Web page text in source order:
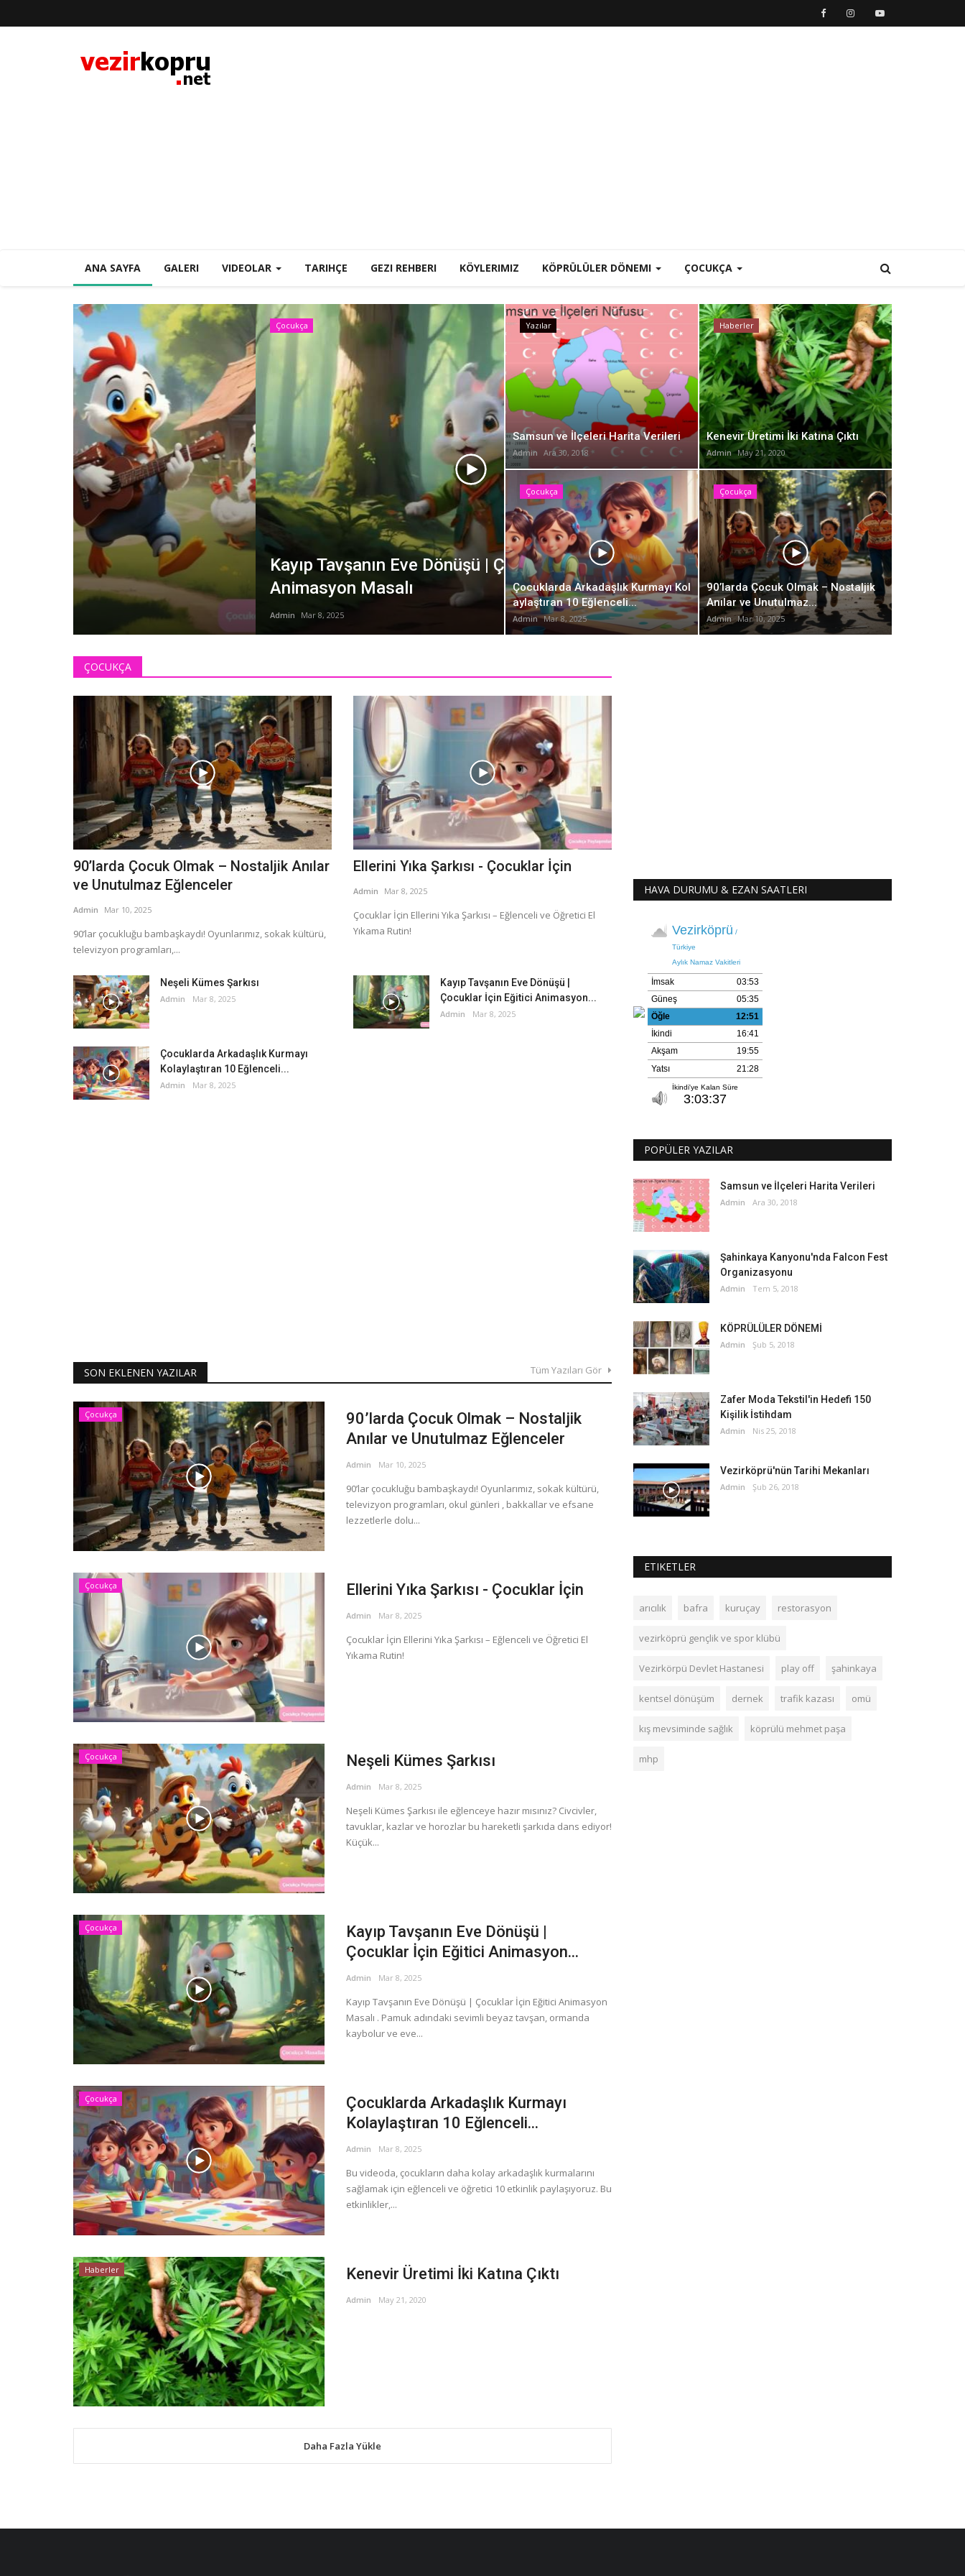
ANA SAYFA GALERI VIDEOLAR TARIHÇE GEZI REHBERI KÖYLERIMIZ KÖPRÜLÜLER DÖNEMI ÇOCUKÇA
Kayıp Tavşanın Eve Dönüşü | Çocuklar İçin Eğitici
Animasyon Masalı
Çocukça
Çocuklarda Arkadaşlık Kurmayı Kolaylaştıran 10
Eğlenceli Etkinlik
Admin Mar 8, 2025
Yazılar
Samsun ve İlçeleri Harita Verileri
Admin Ara 30, 2018
Haberler
Kenevir Üretimi İki Katına Çıktı
Admin May 21, 2020
Çocukça
Çocuklarda Arkadaşlık Kurmayı Kol
aylaştıran 10 Eğlenceli...
Admin Mar 8, 2025
Çocukça
90’larda Çocuk Olmak – Nostaljik
Anılar ve Unutulmaz...
Admin Mar 10, 2025
ÇOCUKÇA
90’larda Çocuk Olmak – Nostaljik Anılar
ve Unutulmaz Eğlenceler
Admin Mar 10, 2025
90’lar çocukluğu bambaşkaydı! Oyunlarımız, sokak kültürü,
televizyon programları,...
Ellerini Yıka Şarkısı - Çocuklar İçin
Admin Mar 8, 2025
Çocuklar İçin Ellerini Yıka Şarkısı – Eğlenceli ve Öğretici El
Yıkama Rutin!
Neşeli Kümes Şarkısı
Admin Mar 8, 2025
Kayıp Tavşanın Eve Dönüşü |
Çocuklar İçin Eğitici Animasyon...
Admin Mar 8, 2025
Çocuklarda Arkadaşlık Kurmayı
Kolaylaştıran 10 Eğlenceli...
Admin Mar 8, 2025
SON EKLENEN YAZILAR Tüm Yazıları Gör
Çocukça
90’larda Çocuk Olmak – Nostaljik
Anılar ve Unutulmaz Eğlenceler
Admin Mar 10, 2025
90’lar çocukluğu bambaşkaydı! Oyunlarımız, sokak kültürü,
televizyon programları, okul günleri , bakkallar ve efsane
lezzetlerle dolu...
Çocukça Ellerini Yıka Şarkısı - Çocuklar İçin
Admin Mar 8, 2025
Çocuklar İçin Ellerini Yıka Şarkısı – Eğlenceli ve Öğretici El
Yıkama Rutin!
Çocukça Neşeli Kümes Şarkısı
Admin Mar 8, 2025
Neşeli Kümes Şarkısı ile eğlenceye hazır mısınız? Civcivler,
tavuklar, kazlar ve horozlar bu hareketli şarkıda dans ediyor!
Küçük...
Çocukça
Kayıp Tavşanın Eve Dönüşü |
Çocuklar İçin Eğitici Animasyon...
Admin Mar 8, 2025
Kayıp Tavşanın Eve Dönüşü | Çocuklar İçin Eğitici Animasyon
Masalı . Pamuk adındaki sevimli beyaz tavşan, ormanda
kaybolur ve eve...
Çocukça
Çocuklarda Arkadaşlık Kurmayı
Kolaylaştıran 10 Eğlenceli...
Admin Mar 8, 2025
Bu videoda, çocukların daha kolay arkadaşlık kurmalarını
sağlamak için eğlenceli ve öğretici 10 etkinlik paylaşıyoruz. Bu
etkinlikler,...
Haberler Kenevir Üretimi İki Katına Çıktı
Admin May 21, 2020
Daha Fazla Yükle
HAVA DURUMU & EZAN SAATLERI
POPÜLER YAZILAR
Samsun ve İlçeleri Harita Verileri
Admin Ara 30, 2018
Şahinkaya Kanyonu'nda Falcon Fest
Organizasyonu
Admin Tem 5, 2018
KÖPRÜLÜLER DÖNEMİ
Admin Şub 5, 2018
Zafer Moda Tekstil'in Hedefi 150
Kişilik İstihdam
Admin Nis 25, 2018
Vezirköprü'nün Tarihi Mekanları
Admin Şub 26, 2018
ETIKETLER
arıcılık bafra kuruçay restorasyon
vezirköprü gençlik ve spor klübü
Vezirkörpü Devlet Hastanesi play off şahinkaya
kentsel dönüşüm dernek trafik kazası omü
kış mevsiminde sağlık köprülü mehmet paşa
mhp